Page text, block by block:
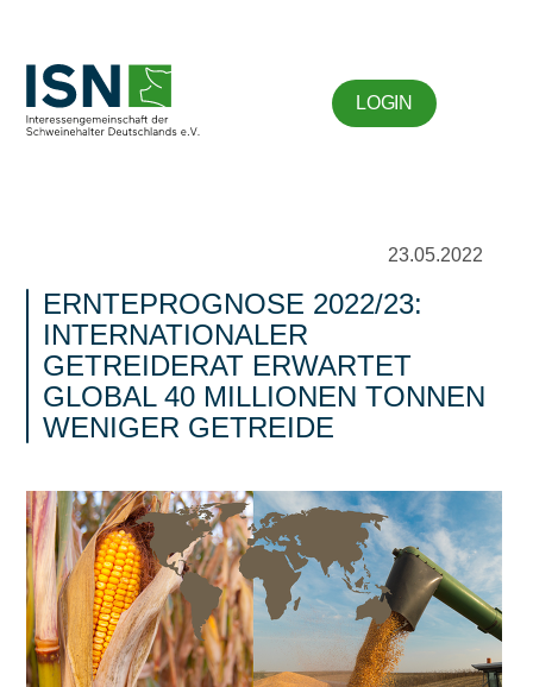
LOGIN
23.05.2022
ERNTEPROGNOSE 2022/23:
INTERNATIONALER
GETREIDERAT ERWARTET
GLOBAL 40 MILLIONEN TONNEN
WENIGER GETREIDE